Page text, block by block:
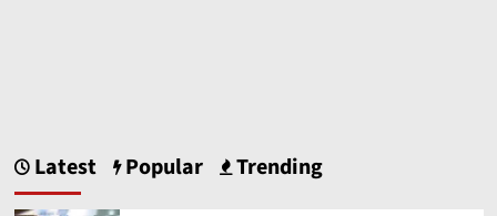
Latest Popular Trending